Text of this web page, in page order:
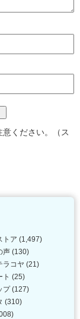
ください。（ス
トア (1,497)
声 (130)
ラコヤ (21)
ト (25)
プ(127)
(310)